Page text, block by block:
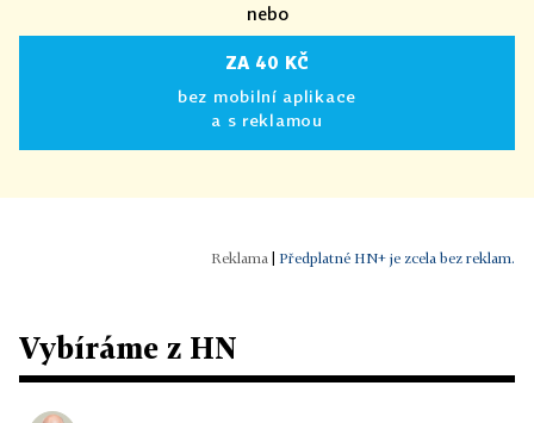
nebo
ZA 40 KČ
bez mobilní aplikace
a s reklamou
Předplatné HN+ je zcela bez reklam.
Vybíráme z HN